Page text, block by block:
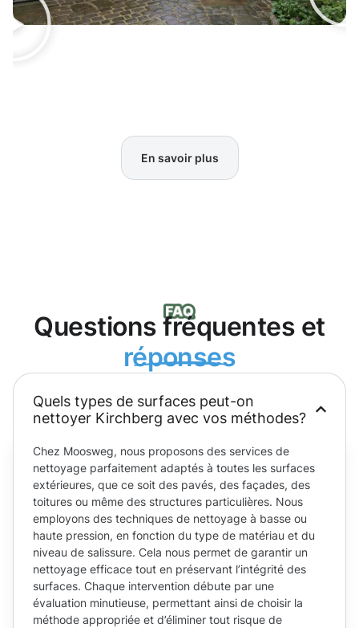
En savoir plus
Questions fréquentes et
réponses
Quels types de surfaces peut-on
nettoyer Kirchberg avec vos méthodes?
Chez Moosweg, nous proposons des services de
nettoyage parfaitement adaptés à toutes les surfaces
extérieures, que ce soit des pavés, des façades, des
toitures ou même des structures particulières. Nous
employons des techniques de nettoyage à basse ou
haute pression, en fonction du type de matériau et du
niveau de salissure. Cela nous permet de garantir un
nettoyage efficace tout en préservant l’intégrité des
surfaces. Chaque intervention débute par une
évaluation minutieuse, permettant ainsi de choisir la
méthode appropriée et d’éliminer tout risque de